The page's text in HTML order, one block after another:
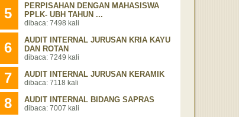
5
PERPISAHAN DENGAN MAHASISWA
PPLK- UBH TAHUN ...
dibaca: 7498 kali
6
AUDIT INTERNAL JURUSAN KRIA KAYU
DAN ROTAN
dibaca: 7249 kali
7 AUDIT INTERNAL JURUSAN KERAMIK
dibaca: 7118 kali
8 AUDIT INTERNAL BIDANG SAPRAS
dibaca: 7007 kali